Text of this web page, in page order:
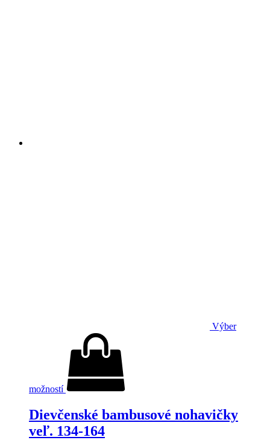
Výber
možností
Dievčenské bambusové nohavičky
veľ. 134-164